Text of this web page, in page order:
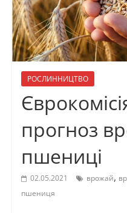
РОСЛИННИЦТВО
прогноз
пшениці
02.05.2021 врожай,
пшениця